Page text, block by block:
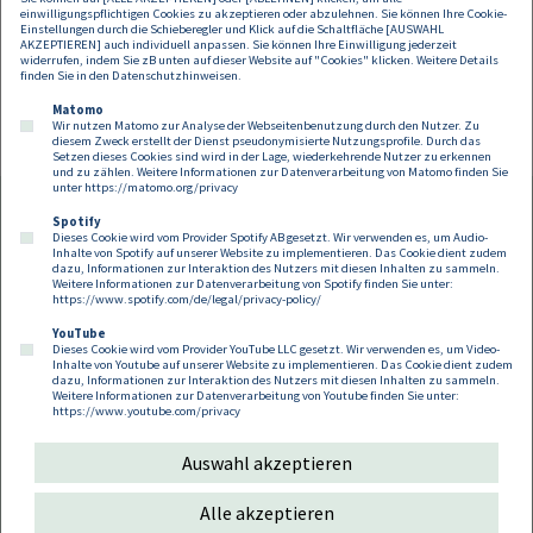
Footer
Kontakt Datenschutz
Impressum
Compliance
Cookies
einwilligungspflichtigen Cookies zu akzeptieren oder abzulehnen. Sie können Ihre Cookie-
Einstellungen durch die Schieberegler und Klick auf die Schaltfläche [AUSWAHL
AKZEPTIEREN] auch individuell anpassen. Sie können Ihre Einwilligung jederzeit
widerrufen, indem Sie zB unten auf dieser Website auf "Cookies" klicken. Weitere Details
finden Sie in den Datenschutzhinweisen.
Matomo
Wir nutzen Matomo zur Analyse der Webseitenbenutzung durch den Nutzer. Zu
diesem Zweck erstellt der Dienst pseudonymisierte Nutzungsprofile. Durch das
Setzen dieses Cookies sind wird in der Lage, wiederkehrende Nutzer zu erkennen
und zu zählen. Weitere Informationen zur Datenverarbeitung von Matomo finden Sie
unter https://matomo.org/privacy
Spotify
Dieses Cookie wird vom Provider Spotify AB gesetzt. Wir verwenden es, um Audio-
Inhalte von Spotify auf unserer Website zu implementieren. Das Cookie dient zudem
dazu, Informationen zur Interaktion des Nutzers mit diesen Inhalten zu sammeln.
Weitere Informationen zur Datenverarbeitung von Spotify finden Sie unter:
https://www.spotify.com/de/legal/privacy-policy/
YouTube
Dieses Cookie wird vom Provider YouTube LLC gesetzt. Wir verwenden es, um Video-
Inhalte von Youtube auf unserer Website zu implementieren. Das Cookie dient zudem
dazu, Informationen zur Interaktion des Nutzers mit diesen Inhalten zu sammeln.
Weitere Informationen zur Datenverarbeitung von Youtube finden Sie unter:
https://www.youtube.com/privacy
Auswahl akzeptieren
Alle akzeptieren
Follow us on:
Copyright 2026